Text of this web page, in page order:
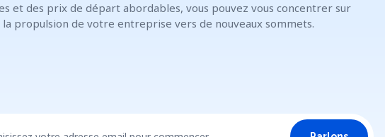
et des prix de départ abordables, vous pouvez vous concentrer sur
la propulsion de votre entreprise vers de nouveaux sommets.